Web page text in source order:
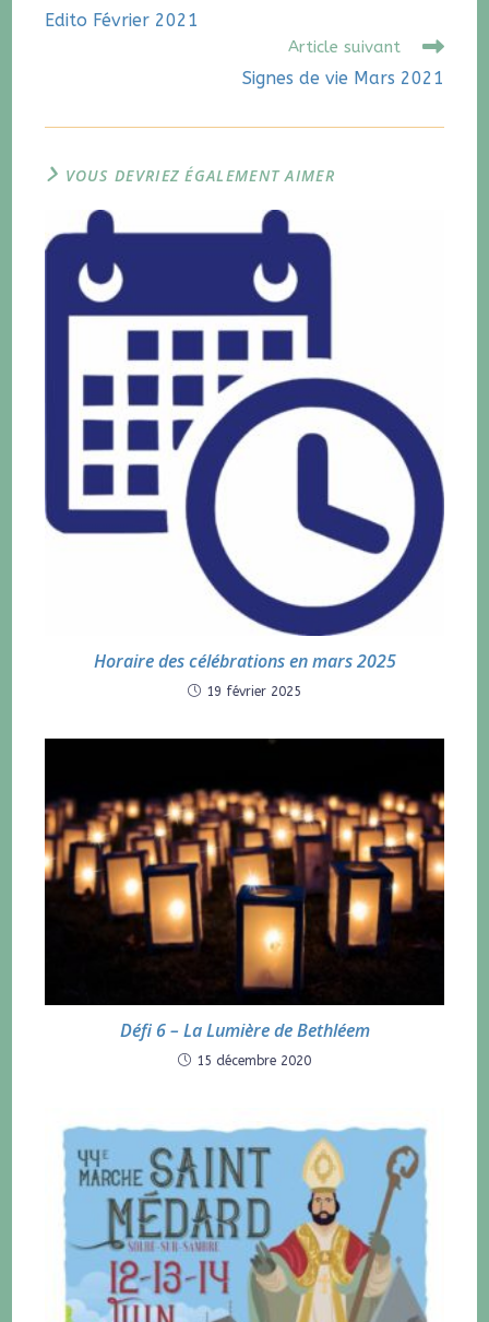
Edito Février 2021
Article suivant
Signes de vie Mars 2021
VOUS DEVRIEZ ÉGALEMENT AIMER
Horaire des célébrations en mars 2025
19 février 2025
Défi 6 – La Lumière de Bethléem
15 décembre 2020